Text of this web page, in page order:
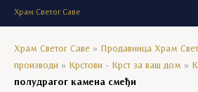
Храм Светог Саве
Храм Светог Саве » Продавница Храм
производи » Крстови - Крст за ваш дом »
полудрагог камена смеђи